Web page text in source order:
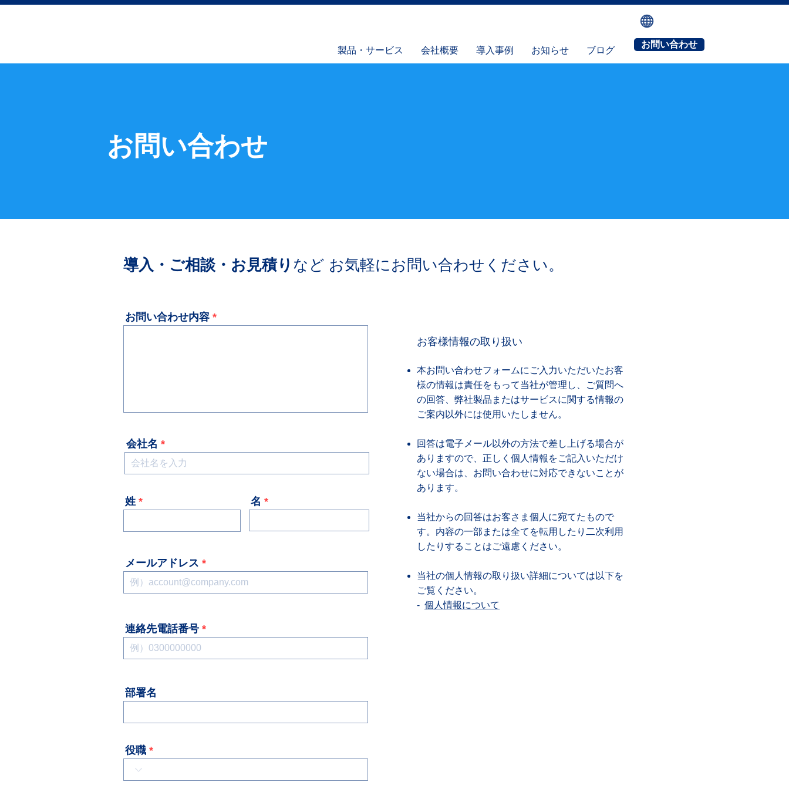
製品・サービス 会社概要 導入事例 お知らせ ブログ
お問い合わせ
お問い合わせ
導入・ご相談・お見積り など ​お気軽にお問い合わせください。
お問い合わせ内容
会社名
姓 名
メールアドレス
連絡先電話番号
部署名
役職
お客様情報の取り扱い
本お問い合わせフォームにご入力いただいたお客
様の情報は責任をもって当社が管理し、ご質問へ
の回答、弊社製品またはサービスに関する情報の
ご案内以外には使用いたしません。
回答は電子メール以外の方法で差し上げる場合が
ありますので、正しく個人情報をご記入いただけ
ない場合は、お問い合わせに対応できないことが
あります。
当社からの回答はお客さま個人に宛てたもので
す。内容の一部または全てを転用したり二次利用
したりすることはご遠慮ください。
当社の個人情報の取り扱い詳細については以下を
ご覧ください。
- 個人情報について